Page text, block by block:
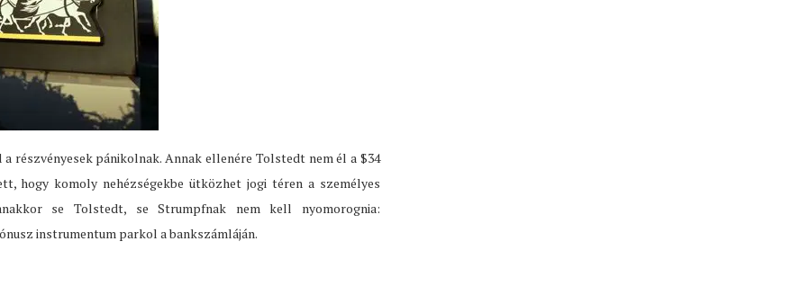
részvényesek pánikolnak. Annak ellenére Tolstedt nem él a $34
hogy komoly nehézségekbe ütközhet jogi téren a személyes
se Tolstedt, se Strumpfnak nem kell nyomorognia:
instrumentum parkol a bankszámláján.